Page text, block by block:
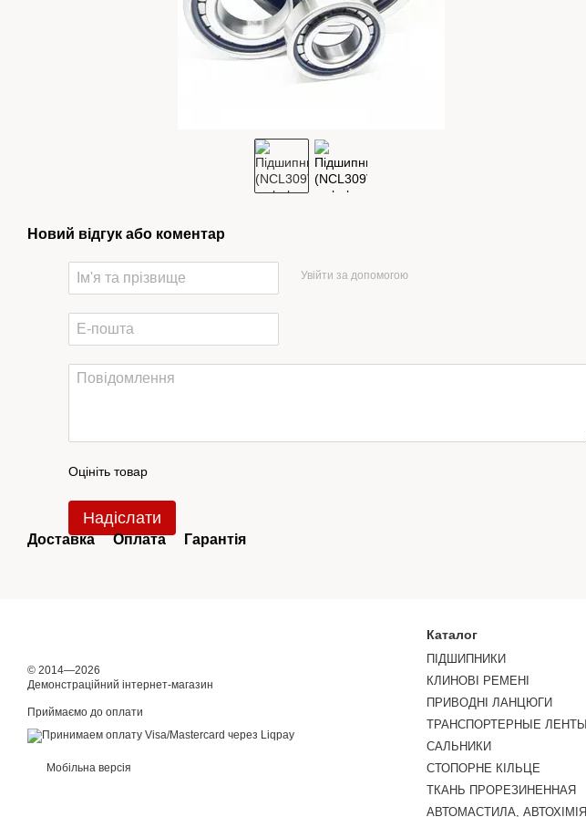
Новий відгук або коментар
Увійти за допомогою
Оцініть товар
Надіслати
Доставка Оплата Гарантія
© 2014—2026
Демонстраційний інтернет-магазин
Приймаємо до оплати
Мобільна версія
Каталог
ПІДШИПНИКИ
КЛИНОВІ РЕМЕНІ
ПРИВОДНІ ЛАНЦЮГИ
ТРАНСПОРТЕРНЫЕ ЛЕНТЫ
САЛЬНИКИ
СТОПОРНЕ КIЛЬЦЕ
ТКАНЬ ПРОРЕЗИНЕННАЯ
АВТОМАСТИЛА, АВТОХІМІЯ